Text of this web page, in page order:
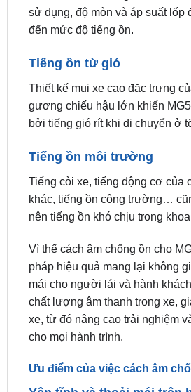
Tiếng ồn từ gió
gương chiếu hậu lớn khiến
bởi tiếng gió rít khi di chuyển ở
Tiếng ồn môi trường
khác, tiếng ồn công trường…
nên tiếng ồn khó chịu trong
Vì thế cách âm chống ồn cho
mái cho người lái và hành
chất lượng âm thanh trong xe,
xe, từ đó nâng cao trải nghiệm
cho mọi hành trình.
Ưu điểm của việc cách âm